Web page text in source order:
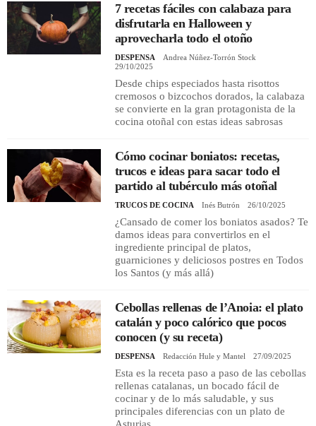
7 recetas fáciles con calabaza para
disfrutarla en Halloween y
aprovecharla todo el otoño
DESPENSA
Andrea Núñez-Torrón Stock
29/10/2025
Desde chips especiados hasta risottos
cremosos o bizcochos dorados, la calabaza
se convierte en la gran protagonista de la
cocina otoñal con estas ideas sabrosas
Cómo cocinar boniatos: recetas,
trucos e ideas para sacar todo el
partido al tubérculo más otoñal
TRUCOS DE COCINA Inés Butrón 26/10/2025
¿Cansado de comer los boniatos asados? Te
damos ideas para convertirlos en el
ingrediente principal de platos,
guarniciones y deliciosos postres en Todos
los Santos (y más allá)
Cebollas rellenas de l’Anoia: el plato
catalán y poco calórico que pocos
conocen (y su receta)
DESPENSA Redacción Hule y Mantel 27/09/2025
Esta es la receta paso a paso de las cebollas
rellenas catalanas, un bocado fácil de
cocinar y de lo más saludable, y sus
principales diferencias con un plato de
Asturias